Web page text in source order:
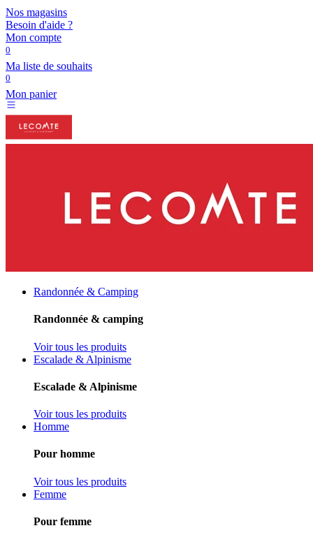
Nos magasins
Besoin d'aide ?
Mon compte
0
Ma liste de souhaits
0
Mon panier
Randonnée & Camping
Randonnée & camping
Voir tous les produits
Escalade & Alpinisme
Escalade & Alpinisme
Voir tous les produits
Homme
Pour homme
Voir tous les produits
Femme
Pour femme